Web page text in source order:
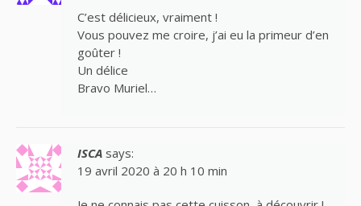
C’est délicieux, vraiment !
Vous pouvez me croire, j’ai eu la primeur d’en
goûter !
Un délice
Bravo Muriel…
ISCA says:
19 avril 2020 à 20 h 10 min